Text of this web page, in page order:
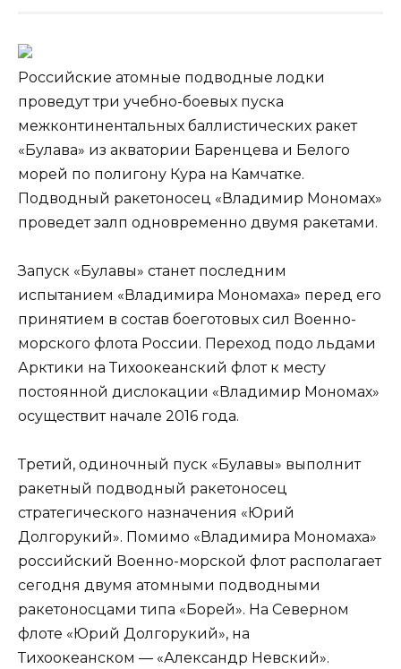
Российские атомные подводные лодки
проведут три учебно-боевых пуска
межконтинентальных баллистических ракет
«Булава» из акватории Баренцева и Белого
морей по полигону Кура на Камчатке.
Подводный ракетоносец «Владимир Мономах»
проведет залп одновременно двумя ракетами.
Запуск «Булавы» станет последним
испытанием «Владимира Мономаха» перед его
принятием в состав боеготовых сил Военно-
морского флота России. Переход подо льдами
Арктики на Тихоокеанский флот к месту
постоянной дислокации «Владимир Мономах»
осуществит начале 2016 года.
Третий, одиночный пуск «Булавы» выполнит
ракетный подводный ракетоносец
стратегического назначения «Юрий
Долгорукий». Помимо «Владимира Мономаха»
российский Военно-морской флот располагает
сегодня двумя атомными подводными
ракетоносцами типа «Борей». На Северном
флоте «Юрий Долгорукий», на
Тихоокеанском — «Александр Невский».